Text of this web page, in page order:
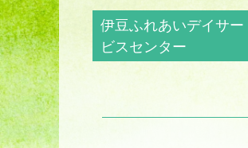
伊豆ふれあいデイサー
ビスセンター